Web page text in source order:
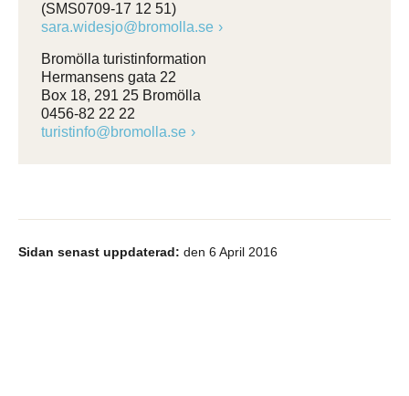
(SMS0709-17 12 51)
sara.widesjo@bromolla.se
Bromölla turistinformation
Hermansens gata 22
Box 18, 291 25 Bromölla
0456-82 22 22
turistinfo@bromolla.se
Sidan senast uppdaterad: den 6 April 2016